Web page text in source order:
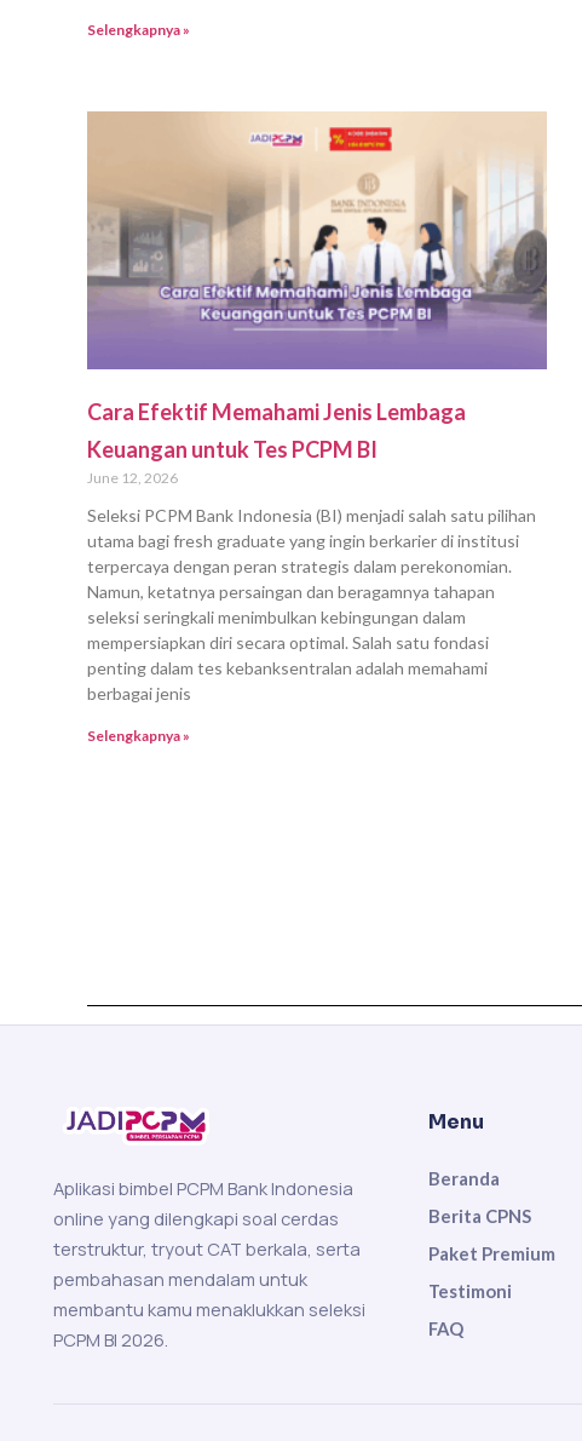
Selengkapnya »
Cara Efektif Memahami Jenis Lembaga
Keuangan untuk Tes PCPM BI
June 12, 2026
Seleksi PCPM Bank Indonesia (BI) menjadi salah satu pilihan
utama bagi fresh graduate yang ingin berkarier di institusi
terpercaya dengan peran strategis dalam perekonomian.
Namun, ketatnya persaingan dan beragamnya tahapan
seleksi seringkali menimbulkan kebingungan dalam
mempersiapkan diri secara optimal. Salah satu fondasi
penting dalam tes kebanksentralan adalah memahami
berbagai jenis
Selengkapnya »
Aplikasi bimbel PCPM Bank Indonesia
online yang dilengkapi soal cerdas
terstruktur, tryout CAT berkala, serta
pembahasan mendalam untuk
membantu kamu menaklukkan seleksi
PCPM BI 2026.
Menu
Beranda
Berita CPNS
Paket Premium
Testimoni
FAQ